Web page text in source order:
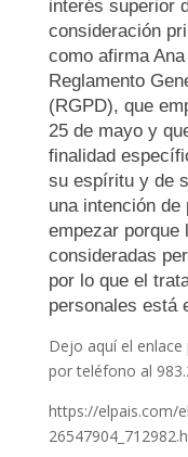
interés superior
consideración
como afirma
Reglamento
(RGPD), que
25 de mayo y
finalidad
su espíritu y de
una intención
empezar porque
consideradas
por lo que el
personales está
Dejo aquí el
por teléfono al
https://elpais.com/